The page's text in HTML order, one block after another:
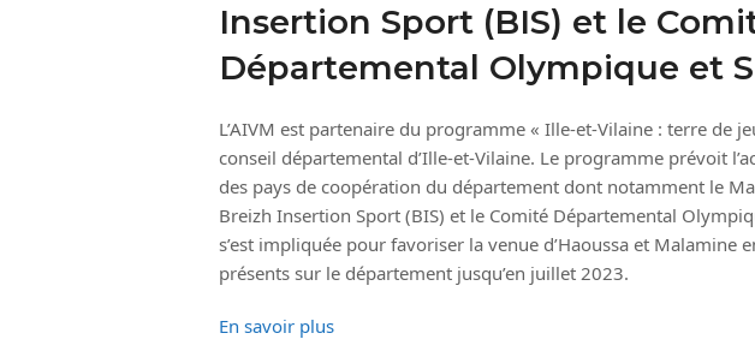
Insertion Sport (BIS) et le
Départemental Olympique et
L’AIVM est partenaire du programme « Ille-et-Vilaine : terre de
conseil départemental d’Ille-et-Vilaine. Le programme prévoit
des pays de coopération du département dont notamment le
Breizh Insertion Sport (BIS) et le Comité Départemental
s’est impliquée pour favoriser la venue d’Haoussa et Malamine
présents sur le département jusqu’en juillet 2023.
En savoir plus